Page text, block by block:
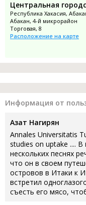
Центральная
Республика Хакасия,
Абакан, 4-й микрорайон
Торговая, 8
Расположение на карте
Информация от
Азат Нагирян
Annales Universitatis
studies on uptake .... В
нескольких песнях
что он в своем
островов в Итаки к
встретил
съесть его мясо,